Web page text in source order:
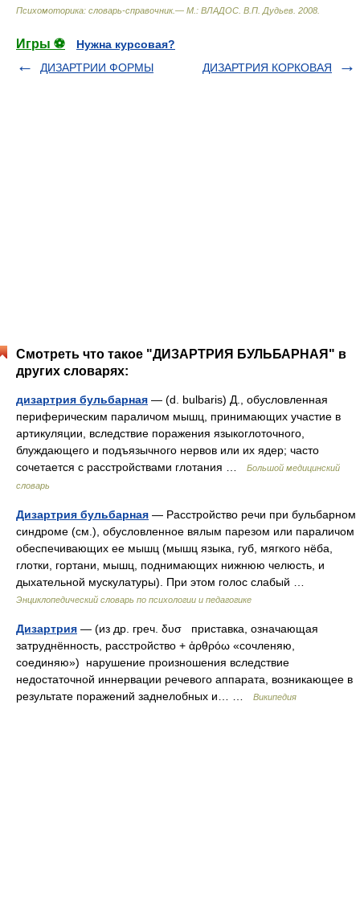
Психомоторика: cловарь-справочник.— М.: ВЛАДОС В.П. Дудьев 2008
Игры ⚽
Нужна курсовая?
ДИЗАРТРИИ ФОРМЫ
ДИЗАРТРИЯ КОРКОВАЯ
Смотреть что такое "ДИЗАРТРИЯ БУЛЬБАРНАЯ" в
других словарях:
дизартрия бульбарная — (d. bulbaris) Д., обусловленная
периферическим параличом мышц, принимающих участие в
артикуляции, вследствие поражения языкоглоточного,
блуждающего и подъязычного нервов или их ядер; часто
сочетается с расстройствами глотания …
Большой медицинский
словарь
Дизартрия бульбарная — Расстройство речи при бульбарном
синдроме (см.), обусловленное вялым парезом или параличом
обеспечивающих ее мышц (мышц языка, губ, мягкого нёба,
глотки, гортани, мышц, поднимающих нижнюю челюсть, и
дыхательной мускулатуры). При этом голос слабый …
Энциклопедический словарь по психологии и педагогике
Дизартрия — (из др. греч. δυσ приставка, означающая
затруднённость, расстройство + ἀρθρόω «сочленяю,
соединяю») нарушение произношения вследствие
недостаточной иннервации речевого аппарата, возникающее в
результате поражений заднелобных и… …
Википедия